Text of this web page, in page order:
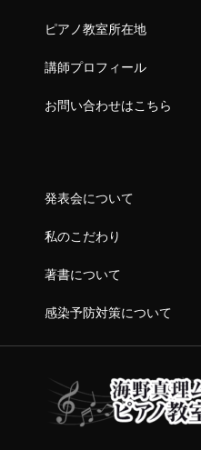
ピアノ教室所在地
講師プロフィール
お問い合わせはこちら
発表会について
私のこだわり
著書について
感染予防対策について